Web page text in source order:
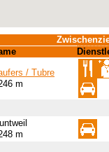
/ Tubre
m
m